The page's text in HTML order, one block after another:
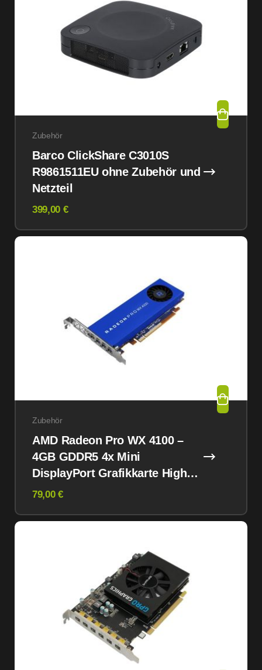
Zubehör
Barco ClickShare C3010S
R9861511EU ohne Zubehör und
Netzteil
399,00 €
Zubehör
AMD Radeon Pro WX 4100 –
4GB GDDR5 4x Mini
DisplayPort Grafikkarte High
Profile
79,00 €